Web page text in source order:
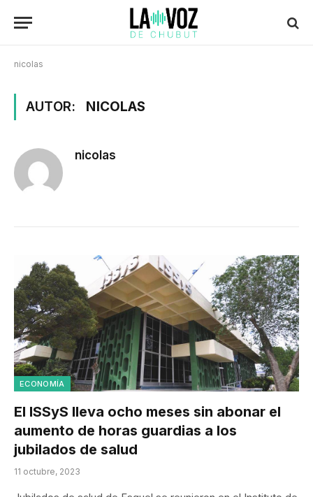
nicolas
AUTOR: NICOLAS
nicolas
ECONOMÍA
El ISSyS lleva ocho meses sin abonar el
aumento de horas guardias a los
jubilados de salud
11 octubre, 2023